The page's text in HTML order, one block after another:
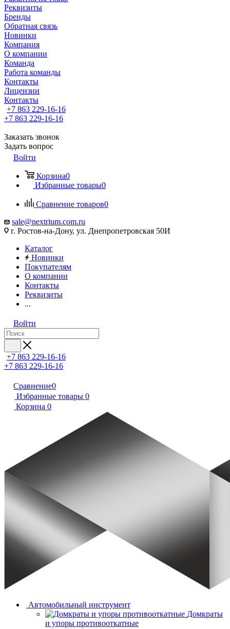
Реквизиты
Бренды
Обратная связь
Новинки
Компания
О компании
Команда
Работа команды
Контакты
Лицензии
Контакты
+7 863 229-16-16
+7 863 229-16-16
Заказать звонок
Задать вопрос
Войти
Корзина0
Избранные товары0
Сравнение товаров0
sale@nextrium.com.ru
г. Ростов-на-Дону, ул. Днепропетровская 50И
Каталог
Новинки
Покупателям
О компании
Контакты
Реквизиты
...
Войти
+7 863 229-16-16
+7 863 229-16-16
Сравнение0
Избранные товары 0
Корзина 0
Автомобильный инструмент
Домкраты
и упоры противооткатные